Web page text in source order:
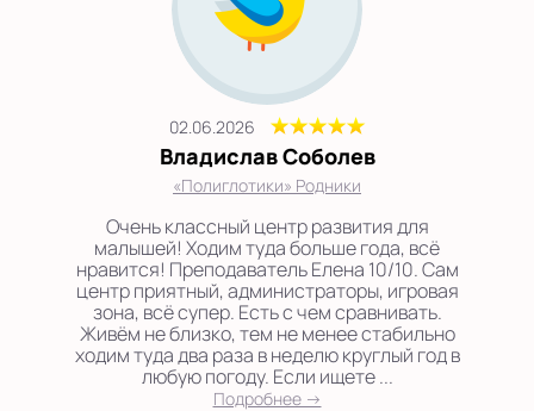
02.06.2026
Владислав Соболев
«Полиглотики» Родники
Очень классный центр развития для
малышей! Ходим туда больше года, всё
нравится! Преподаватель Елена 10/10. Сам
центр приятный, администраторы, игровая
зона, всё супер. Есть с чем сравнивать.
Живём не близко, тем не менее стабильно
ходим туда два раза в неделю круглый год в
любую погоду. Если ищете ...
Подробнее →